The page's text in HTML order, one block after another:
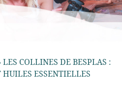
LES COLLINES DE BESPLAS :
HUILES ESSENTIELLES